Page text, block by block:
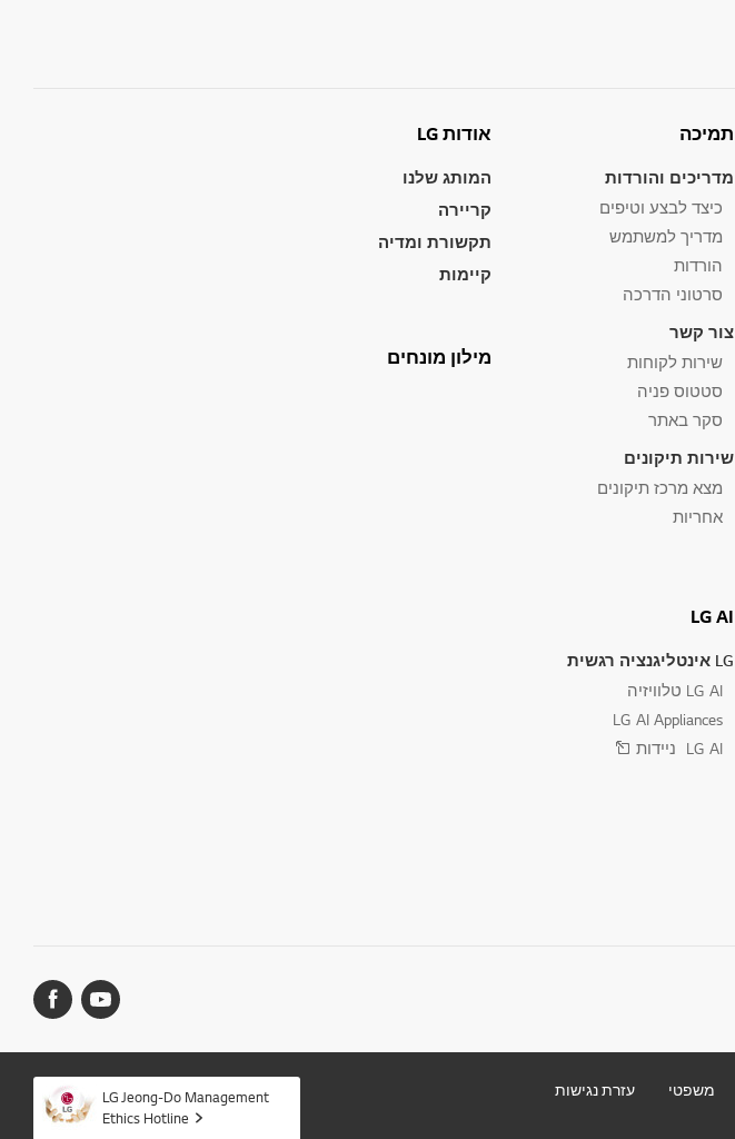
תמיכה
מדריכים והורדות
כיצד לבצע וטיפים
מדריך למשתמש
הורדות
סרטוני הדרכה
צור קשר
שירות לקוחות
סטטוס פניה
סקר באתר
שירות תיקונים
מצא מרכז תיקונים
אחריות
LG AI
LG אינטליגנציה רגשית
LG AI טלוויזיה
LG AI Appliances
LG AI ניידות
אודות LG
המותג שלנו
קריירה
תקשורת ומדיה
קיימות
מילון מונחים
משפטי
עזרת נגישות
LG Jeong-Do Management
Ethics Hotline